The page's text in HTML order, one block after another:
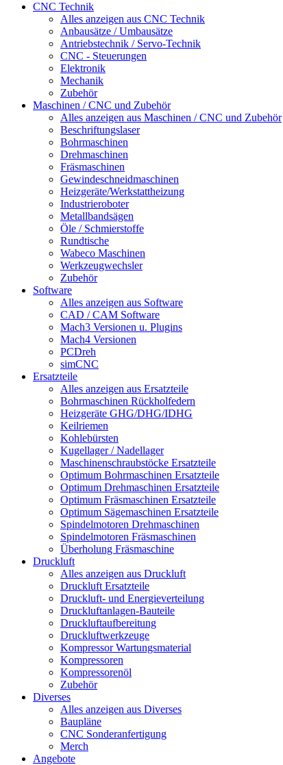
CNC Technik
Alles anzeigen aus CNC Technik
Anbausätze / Umbausätze
Antriebstechnik / Servo-Technik
CNC - Steuerungen
Elektronik
Mechanik
Zubehör
Maschinen / CNC und Zubehör
Alles anzeigen aus Maschinen / CNC und Zubehör
Beschriftungslaser
Bohrmaschinen
Drehmaschinen
Fräsmaschinen
Gewindeschneidmaschinen
Heizgeräte/Werkstattheizung
Industrieroboter
Metallbandsägen
Öle / Schmierstoffe
Rundtische
Wabeco Maschinen
Werkzeugwechsler
Zubehör
Software
Alles anzeigen aus Software
CAD / CAM Software
Mach3 Versionen u. Plugins
Mach4 Versionen
PCDreh
simCNC
Ersatzteile
Alles anzeigen aus Ersatzteile
Bohrmaschinen Rückholfedern
Heizgeräte GHG/DHG/IDHG
Keilriemen
Kohlebürsten
Kugellager / Nadellager
Maschinenschraubstöcke Ersatzteile
Optimum Bohrmaschinen Ersatzteile
Optimum Drehmaschinen Ersatzteile
Optimum Fräsmaschinen Ersatzteile
Optimum Sägemaschinen Ersatzteile
Spindelmotoren Drehmaschinen
Spindelmotoren Fräsmaschinen
Überholung Fräsmaschine
Druckluft
Alles anzeigen aus Druckluft
Druckluft Ersatzteile
Druckluft- und Energieverteilung
Druckluftanlagen-Bauteile
Druckluftaufbereitung
Druckluftwerkzeuge
Kompressor Wartungsmaterial
Kompressoren
Kompressorenöl
Zubehör
Diverses
Alles anzeigen aus Diverses
Baupläne
CNC Sonderanfertigung
Merch
Angebote